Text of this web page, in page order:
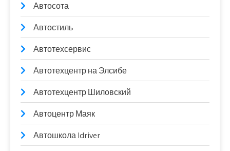
Автосота
Автостиль
Автотехсервис
Автотехцентр на Элсибе
Автотехцентр Шиловский
Автоцентр Маяк
Автошкола Idriver